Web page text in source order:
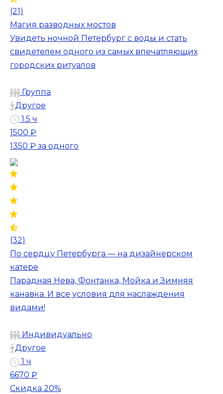
(21)
Магия разводных мостов
Увидеть ночной Петербург с воды и стать
свидетелем одного из самых впечатляющих
городских ритуалов
Группа
Другое
1.5 ч
1500 ₽
1350 ₽ за одного
(32)
По сердцу Петербурга — на дизайнерском
катере
Парадная Нева, Фонтанка, Мойка и Зимняя
канавка. И все условия для наслаждения
видами!
Индивидуально
Другое
1 ч
6670 ₽
Скидка 20%